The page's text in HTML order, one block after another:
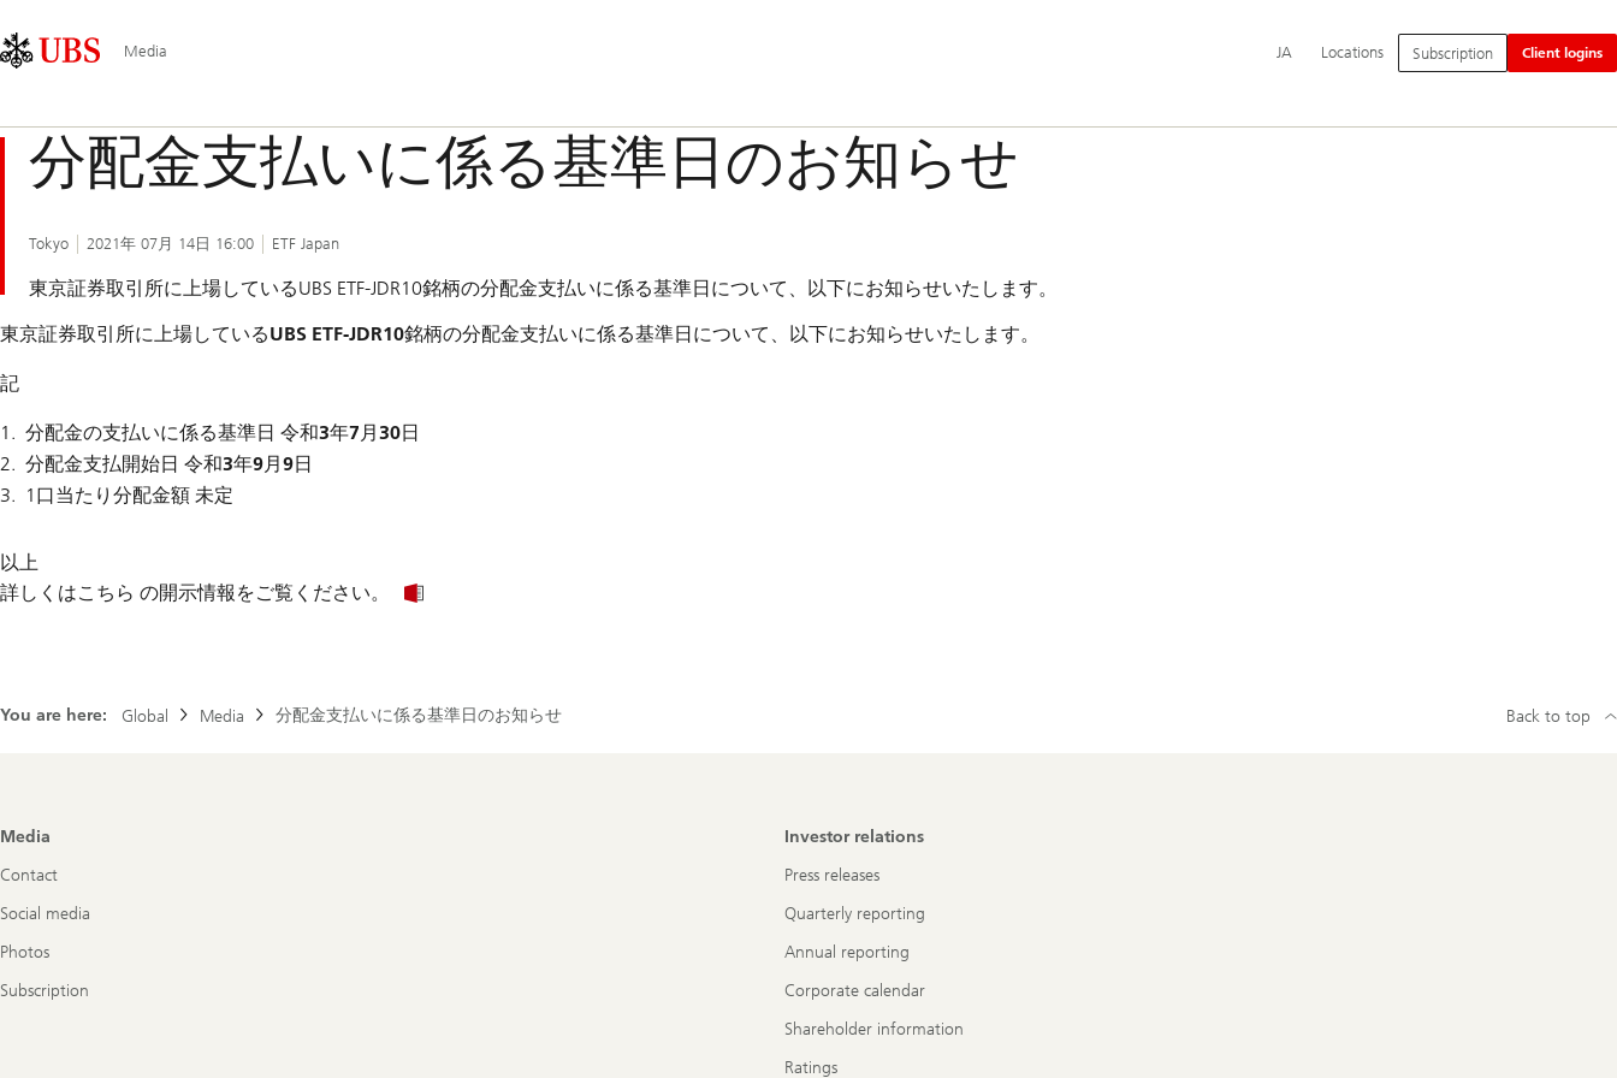
Area
Navigation
Media
language
Switch
日
JA Locations Subscription Client logins
分配金支払いに係る基準日のお知らせ
Tokyo 2021年 07月 14日 16:00 ETF Japan
東京証券取引所に上場しているUBS ETF-JDR10銘柄の分配金支払いに係る基準日について、以下にお知らせいたします。
東京証券取引所に上場しているUBS ETF-JDR10銘柄の分配金支払いに係る基準日について、以下にお知らせいたします。
記
分配金の支払いに係る基準日 令和3年7月30日
分配金支払開始日 令和3年9月9日
1口当たり分配金額 未定
以上
詳しくはこちら の開示情報をご覧ください。
date
You are here: Global Media 分配金支払いに係る基準日のお知らせ Back to top
Footer
Media
Contact
Social media
Photos
Subscription
Investor relations
Press releases
Quarterly reporting
Annual reporting
Corporate calendar
Shareholder information
Ratings